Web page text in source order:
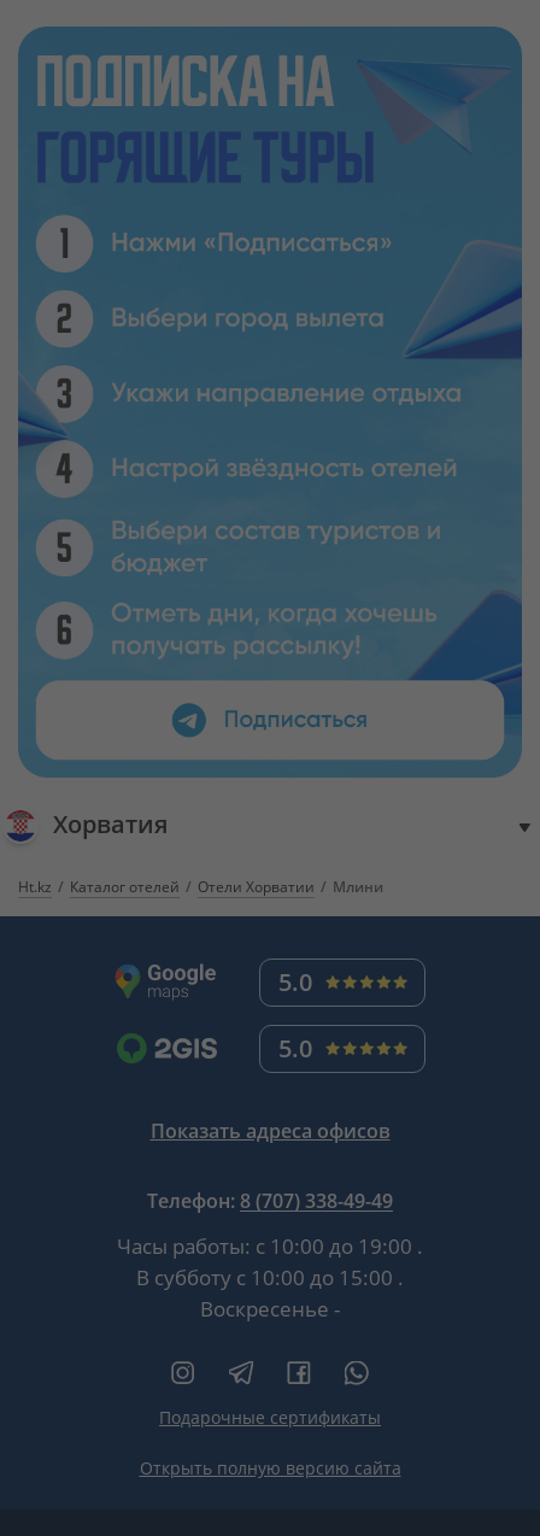
Хорватия
Ht.kz Каталог отелей Отели Хорватии Млини
5.0
5.0
Показать адреса офисов
Телефон: 8 (707) 338-49-49
Часы работы: с 10:00 до 19:00 .
В субботу с 10:00 до 15:00 .
Воскресенье -
Подарочные сертификаты
Открыть полную версию сайта